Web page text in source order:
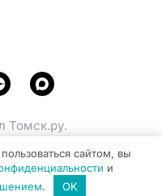
Томск.ру.
связи и массовых
сайтом, вы
и
. OK